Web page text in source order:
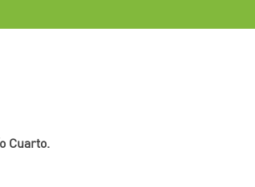
Cuarto.